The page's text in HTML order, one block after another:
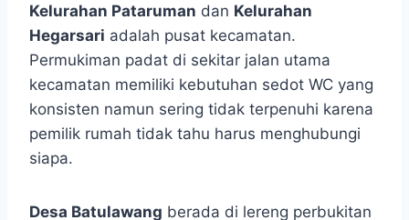
Kelurahan Pataruman dan Kelurahan
Hegarsari adalah pusat kecamatan.
Permukiman padat di sekitar jalan utama
kecamatan memiliki kebutuhan sedot WC yang
konsisten namun sering tidak terpenuhi karena
pemilik rumah tidak tahu harus menghubungi
siapa.
Desa Batulawang berada di lereng perbukitan